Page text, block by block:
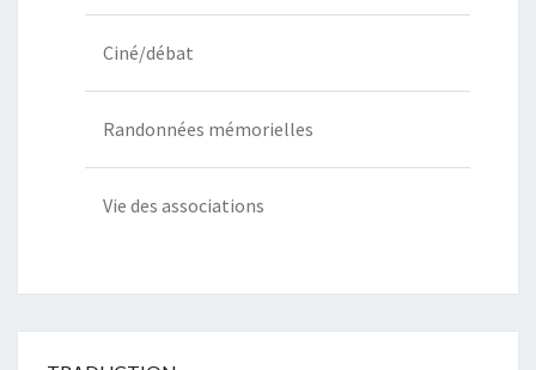
Ciné/débat
Randonnées mémorielles
Vie des associations